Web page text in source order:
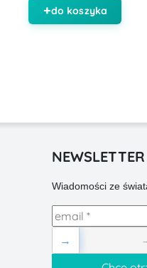
do koszyka
NEWSLETTER
Wiadomości ze
→